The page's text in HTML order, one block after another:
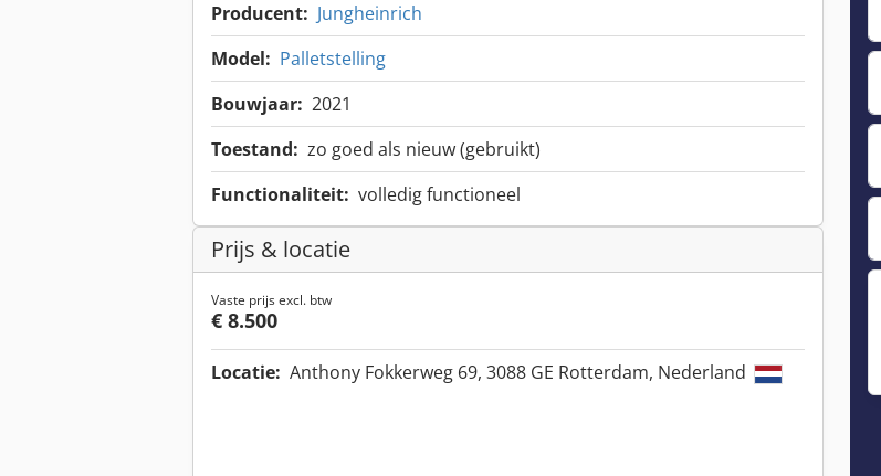
Producent: Jungheinrich
Model: Palletstelling
Bouwjaar: 2021
Toestand: zo goed als nieuw (gebruikt)
Functionaliteit: volledig functioneel
Prijs & locatie
Vaste prijs excl. btw
€ 8.500
Locatie: Anthony Fokkerweg 69, 3088 GE Rotterdam, Nederland